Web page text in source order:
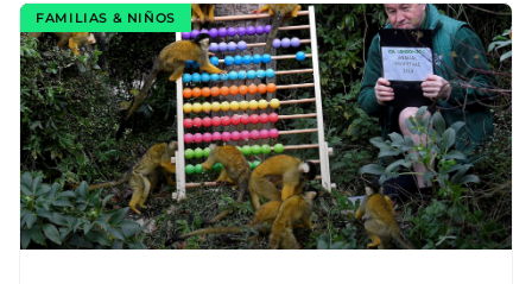
FAMILIAS & NIÑOS